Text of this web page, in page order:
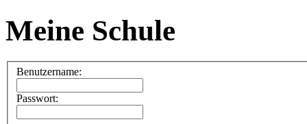
Meine Schule
Benutzername:
Passwort: